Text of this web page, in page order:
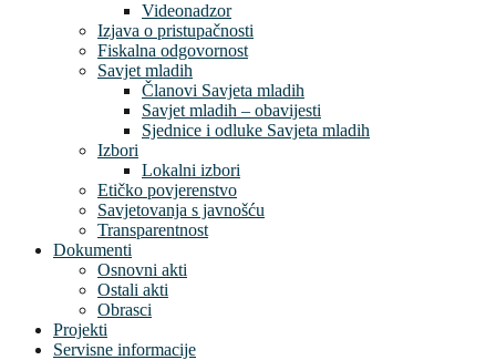
Videonadzor
Izjava o pristupačnosti
Fiskalna odgovornost
Savjet mladih
Članovi Savjeta mladih
Savjet mladih – obavijesti
Sjednice i odluke Savjeta mladih
Izbori
Lokalni izbori
Etičko povjerenstvo
Savjetovanja s javnošću
Transparentnost
Dokumenti
Osnovni akti
Ostali akti
Obrasci
Projekti
Servisne informacije